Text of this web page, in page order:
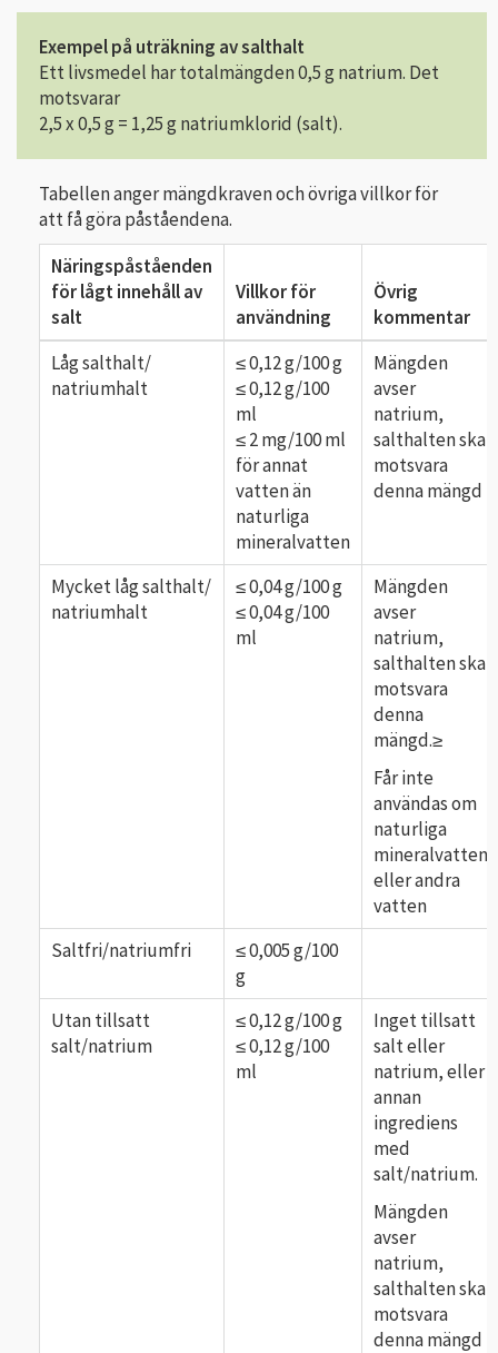
Exempel på uträkning av salthalt
Ett livsmedel har totalmängden 0,5 g natrium. Det
motsvarar
2,5 x 0,5 g = 1,25 g natriumklorid (salt).
Tabellen anger mängdkraven och övriga villkor för
att få göra påståendena.
Näringspåståenden
för lågt innehåll av
salt
Villkor för
användning
Övrig
kommentar
Låg salthalt/
natriumhalt
≤ 0,12 g/100 g
≤ 0,12 g/100
ml
≤ 2 mg/100 ml
för annat
vatten än
naturliga
mineralvatten
Mängden
avser
natrium,
salthalten ska
motsvara
denna mängd
Mycket låg salthalt/
natriumhalt
≤ 0,04 g/100 g
≤ 0,04 g/100
ml
Mängden
avser
natrium,
salthalten ska
motsvara
denna
mängd.≥
Får inte
användas om
naturliga
mineralvatten
eller andra
vatten
Saltfri/natriumfri
≤ 0,005 g/100
g
Utan tillsatt
salt/natrium
≤ 0,12 g/100 g
≤ 0,12 g/100
ml
Inget tillsatt
salt eller
natrium, eller
annan
ingrediens
med
salt/natrium.
Mängden
avser
natrium,
salthalten ska
motsvara
denna mängd